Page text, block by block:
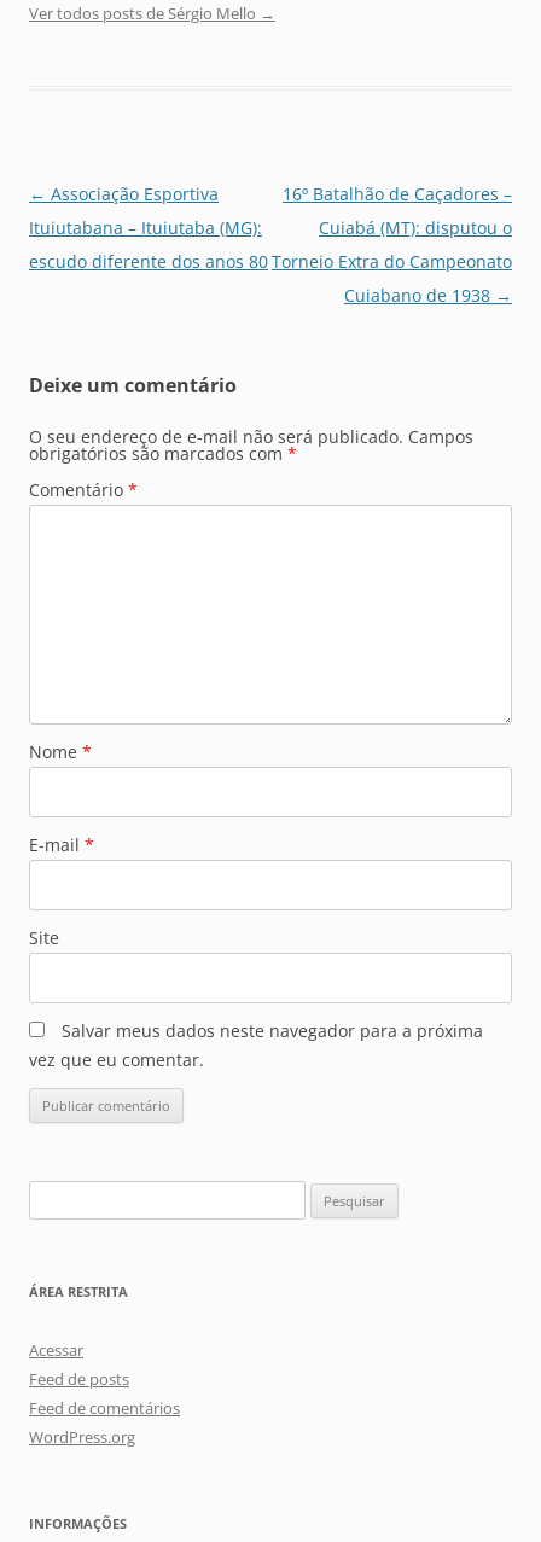
Ver todos posts de Sérgio Mello →
Navegação
de
posts
← Associação Esportiva
Ituiutabana – Ituiutaba (MG):
escudo diferente dos anos 80
16º Batalhão de Caçadores –
Cuiabá (MT): disputou o
Torneio Extra do Campeonato
Cuiabano de 1938 →
Deixe um comentário
O seu endereço de e-mail não será publicado. Campos
obrigatórios são marcados com *
Comentário *
Nome *
E-mail *
Site
Salvar meus dados neste navegador para a próxima
vez que eu comentar.
por:
ÁREA RESTRITA
Acessar
Feed de posts
Feed de comentários
WordPress.org
INFORMAÇÕES